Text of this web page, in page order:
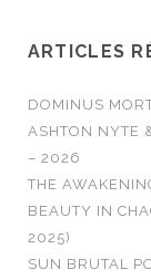
ARTICLES
DOMINUS
ASHTON NYTE
– 2026
THE
BEAUTY IN
2025)
SUN BRUTAL